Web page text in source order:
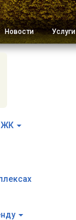
Новости Услуги
ЖК